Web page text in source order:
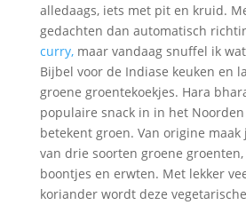
alledaags, iets met pit en kruid.
gedachten dan automatisch
curry,maar vandaag snuffel ik
Bijbel voor de Indiase keuken en
groene groentekoekjes. Hara
populaire snack in in het
betekent groen. Van origine
van drie soorten groene
boontjes en erwten. Met lekker
koriander wordt deze